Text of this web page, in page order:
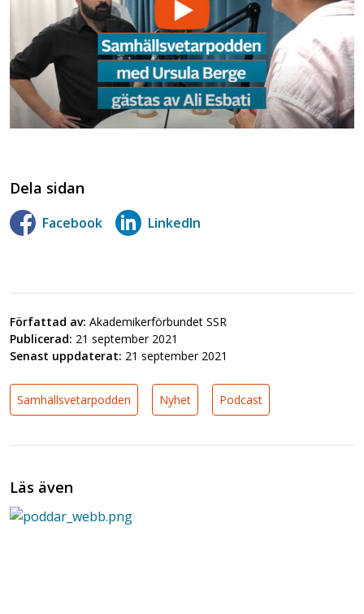
Dela sidan
Facebook LinkedIn
Författad av: Akademikerförbundet SSR
Publicerad: 21 september 2021
Senast uppdaterat: 21 september 2021
Samhällsvetarpodden Nyhet Podcast
Läs även